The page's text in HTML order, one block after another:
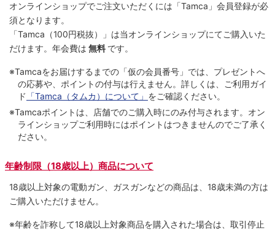
オンラインショップでご注⽂いただくには「Tamca」会員登録が必
須となります。
「Tamca （100円税抜）
」は当オンラインショップにてご購⼊いた
だけます。 年会費は 無料 です。
※Tamcaをお届けするまでの「仮の会員番号」では、プレゼントへ
の応募や、ポイントの付与は⾏えません。詳しくは、ご利⽤ガイ
ド 「Tamca（タムカ）について」 をご確認ください。
※Tamcaポイントは、店舗でのご購⼊時にのみ付与されます。オン
ラインショップご利用時にはポイントはつきませんのでご了承く
ださい。
年齢制限（18歳以上）商品について
18歳以上対象の電動ガン、ガスガンなどの商品は、18歳未満の方は
ご購入いただけません。
※年齢を詐称して18歳以上対象商品を購入された場合は、取引停止